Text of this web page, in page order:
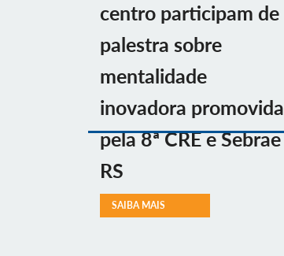
centro participam de
palestra sobre
mentalidade
inovadora promovida
pela 8ª CRE e Sebrae
RS
SAIBA MAIS